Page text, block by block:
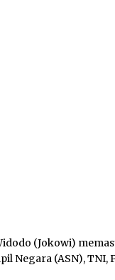
(Jokowi)
Negara (ASN),